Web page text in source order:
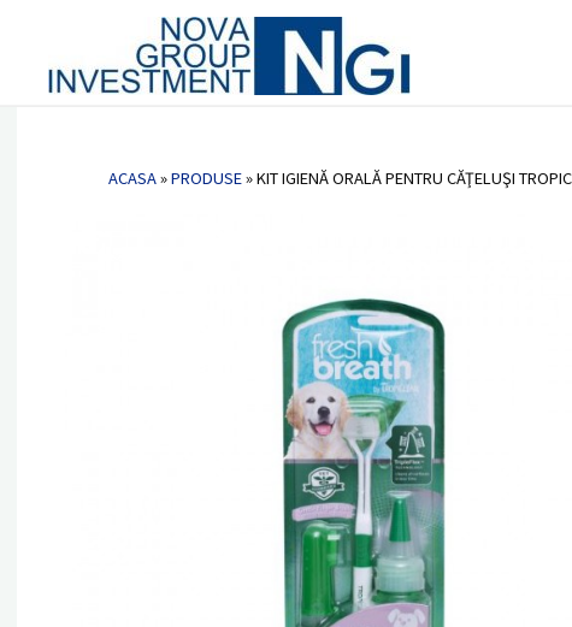
ACASA»PRODUSE»KIT IGIENĂ ORALĂ PENTRU CĂŢELUŞI